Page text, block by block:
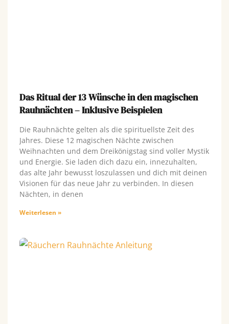
Das Ritual der 13 Wünsche in den magischen
Rauhnächten – Inklusive Beispielen
Die Rauhnächte gelten als die spirituellste Zeit des
Jahres. Diese 12 magischen Nächte zwischen
Weihnachten und dem Dreikönigstag sind voller Mystik
und Energie. Sie laden dich dazu ein, innezuhalten,
das alte Jahr bewusst loszulassen und dich mit deinen
Visionen für das neue Jahr zu verbinden. In diesen
Nächten, in denen
Weiterlesen »